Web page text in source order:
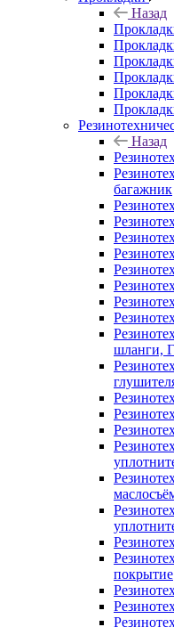
Назад
Назад
багажник
шланги,
покрытие